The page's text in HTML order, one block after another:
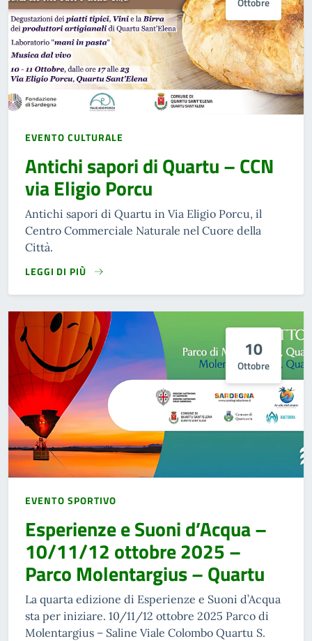
EVENTO CULTURALE
Antichi sapori di Quartu – CCN
via Eligio Porcu
Antichi sapori di Quartu in Via Eligio Porcu, il
Centro Commerciale Naturale nel Cuore della
Città.
LEGGI DI PIÙ
10
Ottobre
EVENTO SPORTIVO
Esperienze e Suoni d’Acqua –
10/11/12 ottobre 2025 –
Parco Molentargius – Quartu
La quarta edizione di Esperienze e Suoni d’Acqua
sta per iniziare. 10/11/12 ottobre 2025 Parco di
Molentargius – Saline Viale Colombo Quartu S.